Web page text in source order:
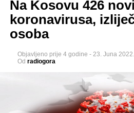
Na Kosovu 426
koronavirusa,
osoba
Objavljeno prije 4 godine - 23. Juna 2022.
Od radiogora